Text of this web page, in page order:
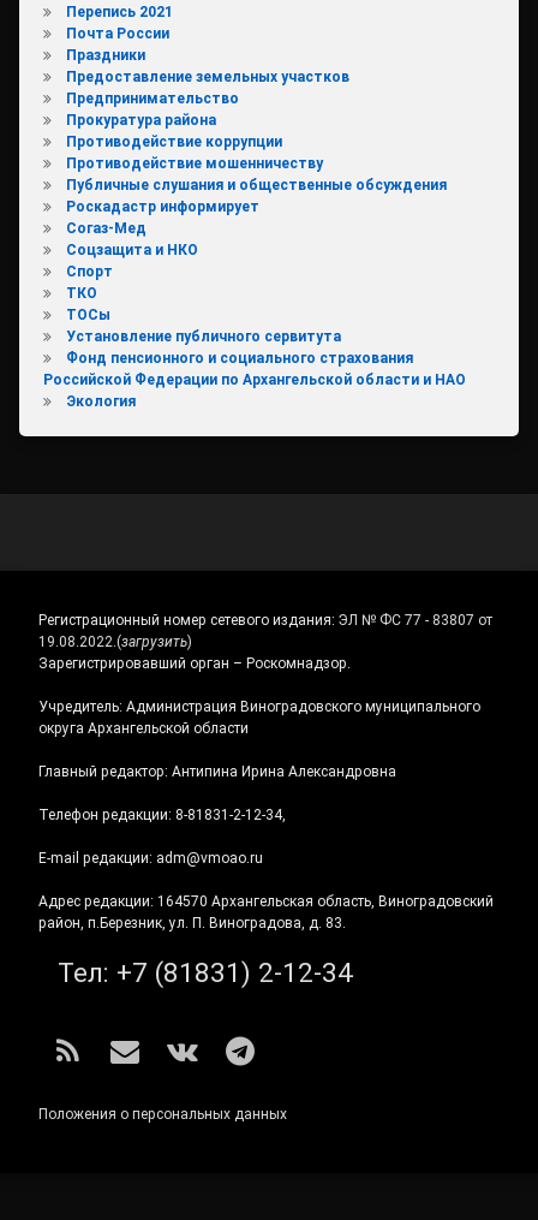
Перепись 2021
Почта России
Праздники
Предоставление земельных участков
Предпринимательство
Прокуратура района
Противодействие коррупции
Противодействие мошенничеству
Публичные слушания и общественные обсуждения
Роскадастр информирует
Согаз-Мед
Соцзащита и НКО
Спорт
ТКО
ТОСы
Установление публичного сервитута
Фонд пенсионного и социального страхования
Российской Федерации по Архангельской области и НАО
Экология
Регистрационный номер сетевого издания: ЭЛ № ФС 77 - 83807 от
19.08.2022.(загрузить)
Зарегистрировавший орган – Роскомнадзор.
Учредитель: Администрация Виноградовского муниципального
округа Архангельской области
Главный редактор: Антипина Ирина Александровна
Телефон редакции: 8-81831-2-12-34,
E-mail редакции: adm@vmoao.ru
Адрес редакции: 164570 Архангельская область, Виноградовский
район, п.Березник, ул. П. Виноградова, д. 83.
Тел: +7 (81831) 2-12-34
RSS E-mailВКонтакте
Telegram
Положения о персональных данных